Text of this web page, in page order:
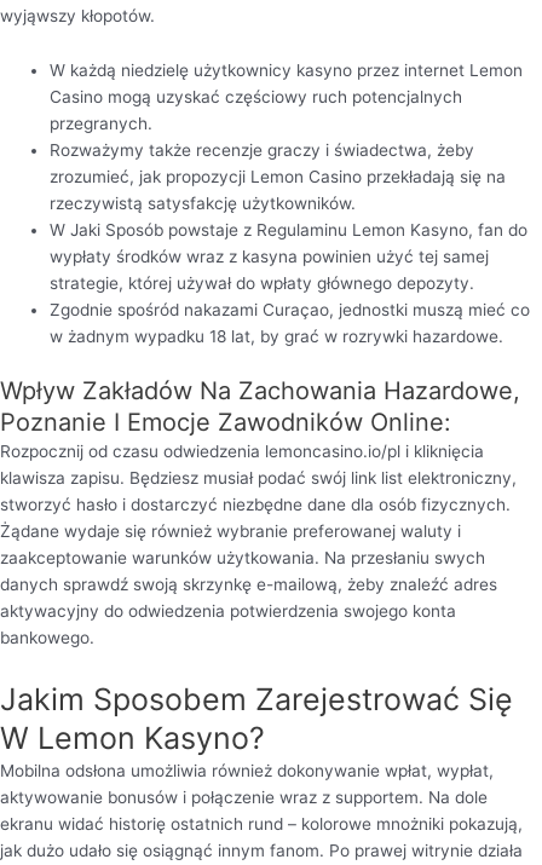
wyjąwszy kłopotów.
W każdą niedzielę użytkownicy kasyno przez internet Lemon
Casino mogą uzyskać częściowy ruch potencjalnych
przegranych.
Rozważymy także recenzje graczy i świadectwa, żeby
zrozumieć, jak propozycji Lemon Casino przekładają się na
rzeczywistą satysfakcję użytkowników.
W Jaki Sposób powstaje z Regulaminu Lemon Kasyno, fan do
wypłaty środków wraz z kasyna powinien użyć tej samej
strategie, której używał do wpłaty głównego depozyty.
Zgodnie spośród nakazami Curaçao, jednostki muszą mieć co
w żadnym wypadku 18 lat, by grać w rozrywki hazardowe.
Wpływ Zakładów Na Zachowania Hazardowe,
Poznanie I Emocje Zawodników Online:
Rozpocznij od czasu odwiedzenia lemoncasino.io/pl i kliknięcia
klawisza zapisu. Będziesz musiał podać swój link list elektroniczny,
stworzyć hasło i dostarczyć niezbędne dane dla osób fizycznych.
Żądane wydaje się również wybranie preferowanej waluty i
zaakceptowanie warunków użytkowania. Na przesłaniu swych
danych sprawdź swoją skrzynkę e-mailową, żeby znaleźć adres
aktywacyjny do odwiedzenia potwierdzenia swojego konta
bankowego.
Jakim Sposobem Zarejestrować Się
W Lemon Kasyno?
Mobilna odsłona umożliwia również dokonywanie wpłat, wypłat,
aktywowanie bonusów i połączenie wraz z supportem. Na dole
ekranu widać historię ostatnich rund – kolorowe mnożniki pokazują,
jak dużo udało się osiągnąć innym fanom. Po prawej witrynie działa